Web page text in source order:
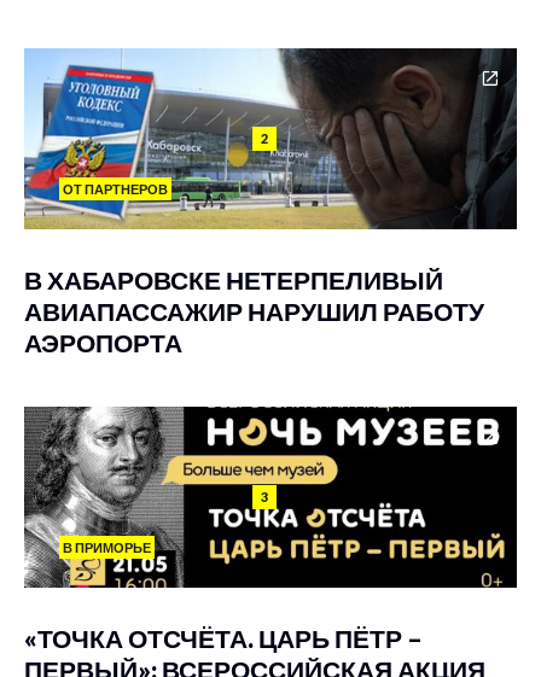
2
ОТ ПАРТНЕРОВ
В ХАБАРОВСКЕ НЕТЕРПЕЛИВЫЙ
АВИАПАССАЖИР НАРУШИЛ РАБОТУ
АЭРОПОРТА
3
В ПРИМОРЬЕ
«ТОЧКА ОТСЧЁТА. ЦАРЬ ПЁТР –
ПЕРВЫЙ»: ВСЕРОССИЙСКАЯ АКЦИЯ